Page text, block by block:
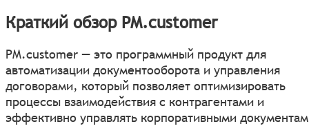
Краткий обзор PM.customer
PM.customer — это программный продукт для
автоматизации документооборота и управления
договорами, который позволяет оптимизировать
процессы взаимодействия с контрагентами и
эффективно управлять корпоративными